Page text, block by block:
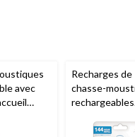
avec
Recharges de
chasse-
rechargeables
heures